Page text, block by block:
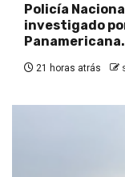
Policía
investigado
Panamericana.
21 horas atrás